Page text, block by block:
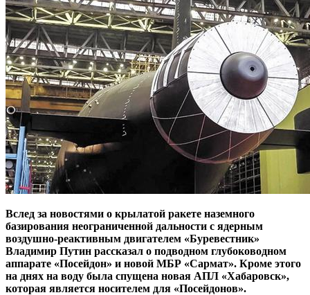
Вслед за новостями о крылатой ракете наземного
базирования неограниченной дальности с ядерным
воздушно-реактивным двигателем «Буревестник»
Владимир Путин рассказал о подводном глубоководном
аппарате «Посейдон» и новой МБР «Сармат». Кроме этого
на днях на воду была спущена новая АПЛ «Хабаровск»,
которая является носителем для «Посейдонов».